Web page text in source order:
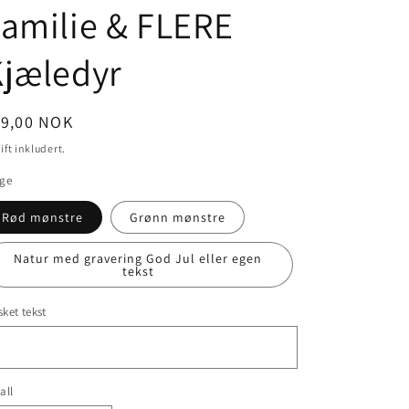
& FLERE
NOK
inkludert.
Rød mønstre Grønn mønstre
Natur med gravering God Jul eller egen
tekst
tekst